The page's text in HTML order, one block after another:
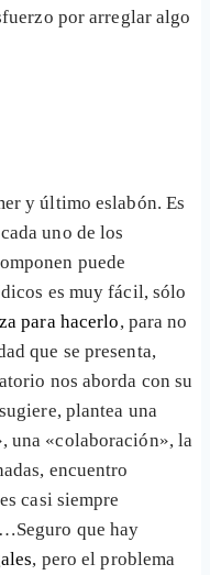
por arreglar algo
y último eslabón. Es
uno de los
puede
es muy fácil, sólo
para hacerlo, para no
que se presenta,
nos aborda con su
plantea una
una «colaboración», la
encuentro
casi siempre
que hay
, pero el problema